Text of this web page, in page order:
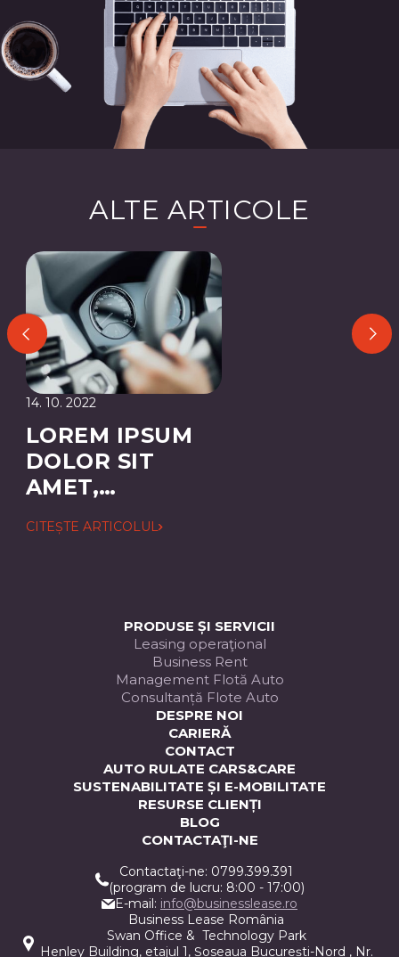
ALTE ARTICOLE
14. 10. 2022
LOREM IPSUM
DOLOR SIT
AMET,
ADIPISCING
CITEȘTE ARTICOLUL
PRODUSE ȘI SERVICII
Leasing operaţional
Business Rent
Management Flotă Auto
Consultanță Flote Auto
DESPRE NOI
CARIERĂ
CONTACT
AUTO RULATE CARS&CARE
SUSTENABILITATE ȘI E-MOBILITATE
RESURSE CLIENȚI
BLOG
CONTACTAŢI-NE
Contactaţi-ne: 0799.399.391
(program de lucru: 8:00 - 17:00)
E-mail: info@businesslease.ro
Business Lease România
Swan Office & Technology Park
Henley Building, etajul 1, Șoseaua București-Nord , Nr.